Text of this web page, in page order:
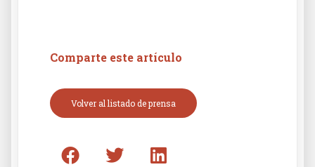
Comparte este artículo
Volver al listado de prensa